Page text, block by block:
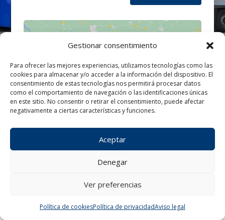
Gestionar consentimiento
Para ofrecer las mejores experiencias, utilizamos tecnologías como las
cookies para almacenar y/o acceder a la información del dispositivo. El
consentimiento de estas tecnologías nos permitirá procesar datos
como el comportamiento de navegación o las identificaciones únicas
en este sitio. No consentir o retirar el consentimiento, puede afectar
negativamente a ciertas características y funciones.
Aceptar
Denegar
Ver preferencias
Política de cookiesPolítica de privacidadAviso legal
Haz clic para aceptar cookies de
marketing y permitir este contenido
¿Tienes alguna consulta?